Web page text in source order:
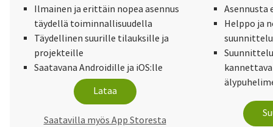
Ilmainen ja erittäin nopea asennus
täydellä toiminnallisuudella
Täydellinen suurille tilauksille ja
projekteille
Saatavana Androidille ja iOS:lle
Lataa
Saatavilla myös App Storesta
Asennusta
Helppo ja